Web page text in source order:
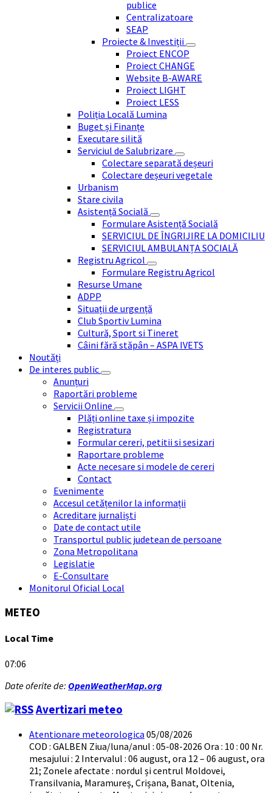
publice
Centralizatoare
SEAP
Proiecte & Investiții
Proiect ENCOP
Proiect CHANGE
Website B-AWARE
Proiect LIGHT
Proiect LESS
Poliția Locală Lumina
Buget și Finanțe
Executare silită
Serviciul de Salubrizare
Colectare separată deșeuri
Colectare deșeuri vegetale
Urbanism
Stare civila
Asistență Socială
Formulare Asistență Socială
SERVICIUL DE ÎNGRIJIRE LA DOMICILIU
SERVICIUL AMBULANȚA SOCIALĂ
Registru Agricol
Formulare Registru Agricol
Resurse Umane
ADPP
Situații de urgență
Club Sportiv Lumina
Cultură, Sport si Tineret
Câini fără stăpân – ASPA IVETS
Noutăți
De interes public
Anunțuri
Raportări probleme
Servicii Online
Plăți online taxe și impozite
Registratura
Formular cereri, petitii si sesizari
Raportare probleme
Acte necesare si modele de cereri
Contact
Evenimente
Accesul cetățenilor la informații
Acreditare jurnaliști
Date de contact utile
Transportul public judetean de persoane
Zona Metropolitana
Legislatie
E-Consultare
Monitorul Oficial Local
METEO
Local Time
07:06
Date oferite de: OpenWeatherMap.org
Avertizari meteo
Atentionare meteorologica 05/08/2026
COD : GALBEN Ziua/luna/anul : 05-08-2026 Ora : 10 : 00 Nr.
mesajului : 2 Intervalul : 06 august, ora 12 – 06 august, ora
21; Zonele afectate : nordul și centrul Moldovei,
Transilvania, Maramureș, Crișana, Banat, Oltenia,